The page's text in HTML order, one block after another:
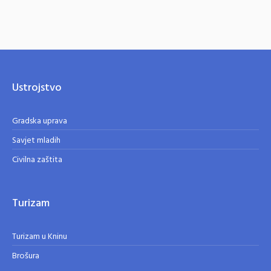
Ustrojstvo
Gradska uprava
Savjet mladih
Civilna zaštita
Turizam
Turizam u Kninu
Brošura